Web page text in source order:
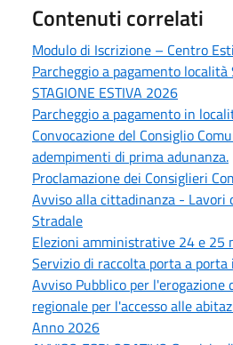
Contenuti correlati
Modulo di Iscrizione – Centro
Parcheggio a pagamento località
STAGIONE ESTIVA 2026
Parcheggio a pagamento in
Convocazione del Consiglio
adempimenti di prima adunanza.
Proclamazione dei Consiglieri
Avviso alla cittadinanza - Lavori
Stradale
Elezioni amministrative 24 e 25
Servizio di raccolta porta a
Avviso Pubblico per l'erogazione
regionale per l'accesso alle
Anno 2026